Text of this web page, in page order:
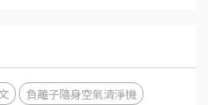
負離子隨身空氣清淨機